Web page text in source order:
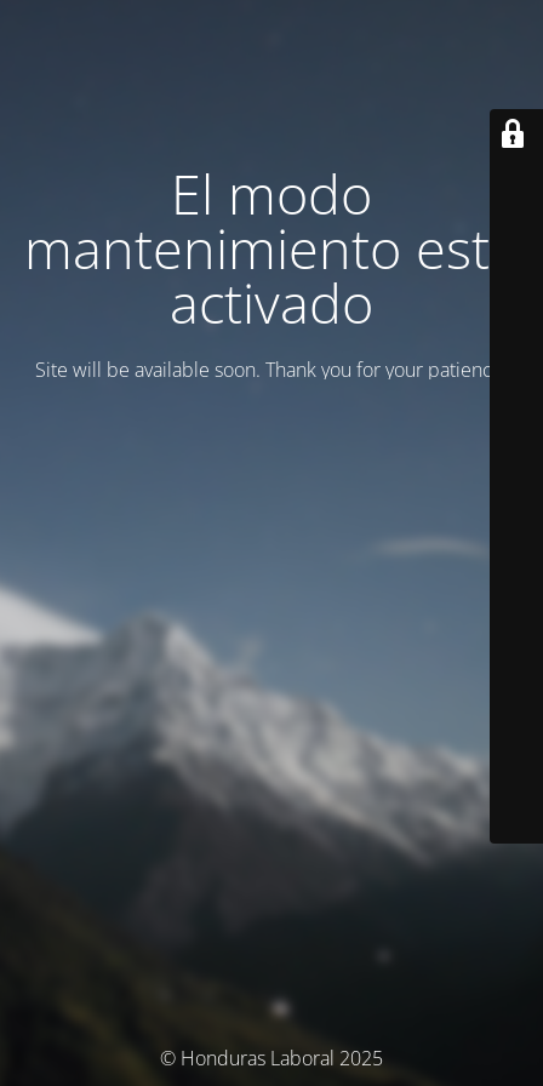
El modo
mantenimiento está
activado
Site will be available soon. Thank you for your patience!
© Honduras Laboral 2025